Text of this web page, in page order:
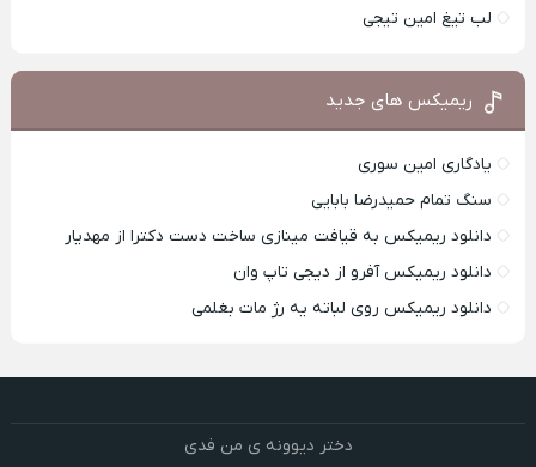
لب تیغ امین تیجی
ریمیکس های جدید
یادگاری امین سوری
سنگ تمام حمیدرضا بابایی
دانلود ریمیکس به قیافت مینازی ساخت دست دکترا از مهدیار
دانلود ریمیکس آفرو از ديجی تاپ وان
دانلود ریمیکس روی لباته یه رژ مات بغلمی
دختر دیوونه ی من فدی